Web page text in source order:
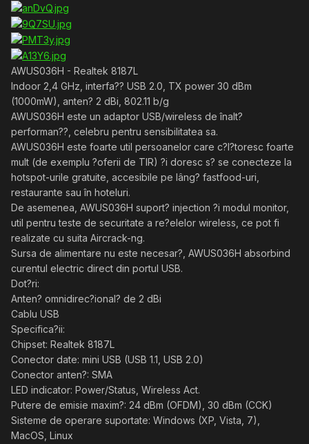
AWUS036H - Realtek 8187L
Indoor 2,4 GHz, interfa?? USB 2.0, TX power 30 dBm
(1000mW), anten? 2 dBi, 802.11 b/g
AWUS036H este un adaptor USB/wireless de înalt?
performan??, celebru pentru sensibilitatea sa.
AWUS036H este foarte util persoanelor care c?l?toresc foarte
mult (de exemplu ?oferii de TIR) ?i doresc s? se conecteze la
hotspot-urile gratuite, accesibile pe lâng? fastfood-uri,
restaurante sau în hoteluri.
De asemenea, AWUS036H suport? injection ?i modul monitor,
util pentru teste de securitate a re?elelor wireless, ce pot fi
realizate cu suita Aircrack-ng.
Sursa de alimentare nu este necesar?, AWUS036H absorbind
curentul electric direct din portul USB.
Dot?ri:
Anten? omnidirec?ional? de 2 dBi
Cablu USB
Specifica?ii:
Chipset: Realtek 8187L
Conector date: mini USB (USB 1.1, USB 2.0)
Conector anten?: SMA
LED indicator: Power/Status, Wireless Act.
Putere de emisie maxim?: 24 dBm (OFDM), 30 dBm (CCK)
Sisteme de operare suportate: Windows (XP, Vista, 7),
MacOS, Linux